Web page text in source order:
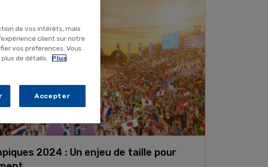
2024 : Un enjeu de taille pour
de vos intérêts, mais
client sur notre
vos préférences. Vous
de détails.
Plus
Accepter